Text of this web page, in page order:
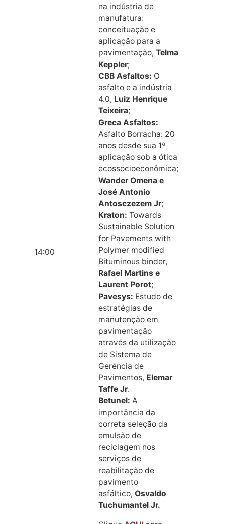
14:00
na indústria de
manufatura:
conceituação e
aplicação para a
pavimentação, Telma
Keppler;
CBB Asfaltos: O
asfalto e a indústria
4.0, Luiz Henrique
Teixeira;
Greca Asfaltos:
Asfalto Borracha: 20
anos desde sua 1ª
aplicação sob a ótica
ecossocioeconômica;
Wander Omena e
José Antonio
Antosczezem Jr;
Kraton: Towards
Sustainable Solution
for Pavements with
Polymer modified
Bituminous binder,
Rafael Martins e
Laurent Porot;
Pavesys: Estudo de
estratégias de
manutenção em
pavimentação
através da utilização
de Sistema de
Gerência de
Pavimentos, Elemar
Taffe Jr.
Betunel: A
importância da
correta seleção da
emulsão de
reciclagem nos
serviços de
reabilitação de
pavimento
asfáltico, Osvaldo
Tuchumantel Jr.